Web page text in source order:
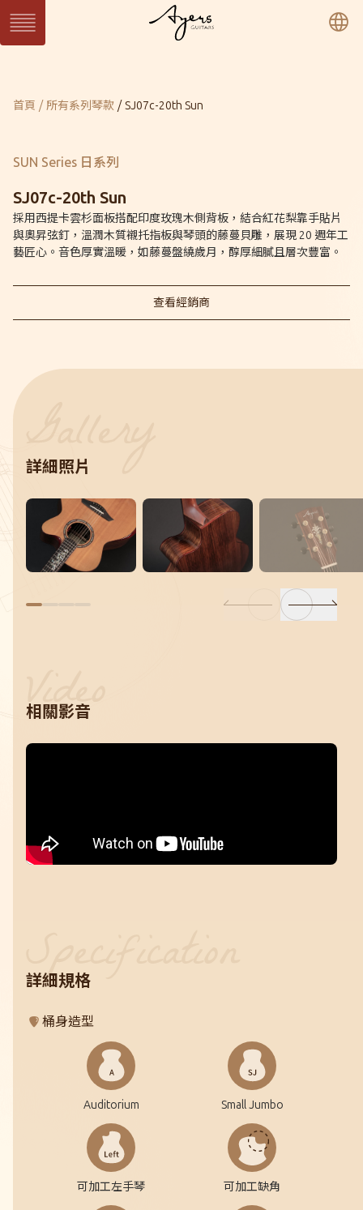
SUN 日系列
WAVE 濤系列
MASTER Series
客製琴
關於Ayers 音樂人
保固 / VIP
首頁 所有系列琴款 目前頁面：
SJ07c-20th Sun
SUN Series 日系列
SJ07c-20th Sun
採用西提卡雲杉面板搭配印度玫瑰木側背板，結合紅花梨靠手貼片
與奧昇弦釘，溫潤木質襯托指板與琴頭的藤蔓貝雕，展現 20 週年工
藝匠心。音色厚實溫暖，如藤蔓盤繞歲月，醇厚細膩且層次豐富。
查看經銷商
詳細照片
相關影音
詳細規格
桶身造型
Auditorium Small Jumbo
可加工左手琴 可加工缺角